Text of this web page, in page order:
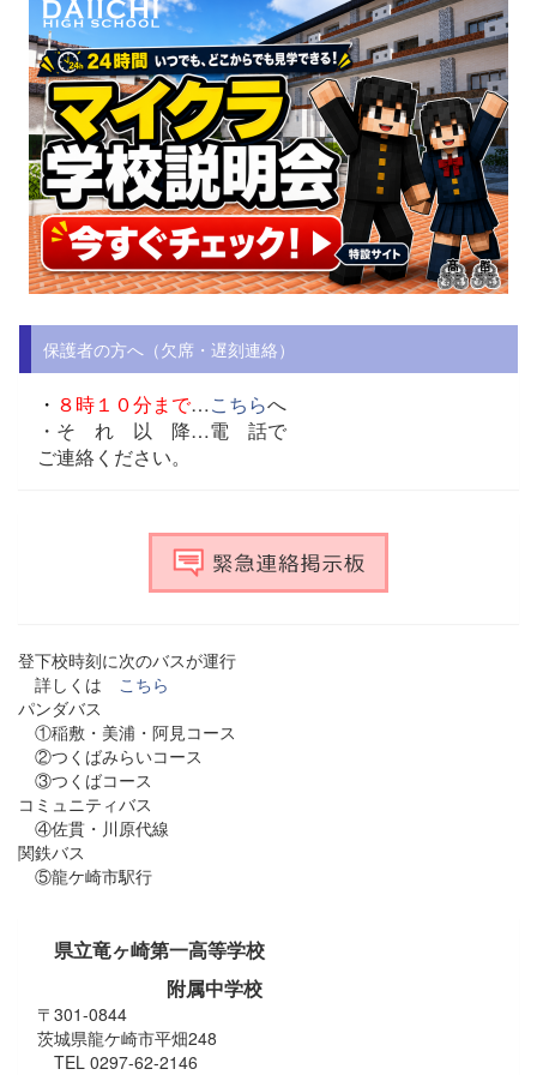
保護者の方へ（欠席・遅刻連絡）
・ ８時１０分まで…こちらへ
・そ れ 以 降…電 話で
ご連絡ください。
登下校時刻に次のバスが運行
詳しくは こちら
パンダバス
①稲敷・美浦・阿見コース
②つくばみらいコース
③つくばコース
コミュニティバス
④佐貫・川原代線
関鉄バス
⑤龍ケ崎市駅行
県立竜ヶ崎第一高等学校
附属中学校
〒301-0844
茨城県龍ケ崎市平畑248
TEL 0297-62-2146